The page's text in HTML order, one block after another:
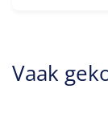
Vaak